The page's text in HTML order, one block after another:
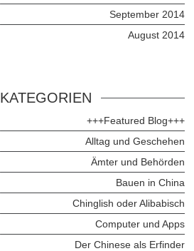
September 2014
August 2014
KATEGORIEN
+++Featured Blog+++
Alltag und Geschehen
Ämter und Behörden
Bauen in China
Chinglish oder Alibabisch
Computer und Apps
Der Chinese als Erfinder